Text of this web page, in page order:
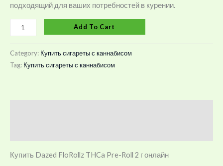
подходящий для ваших потребностей в курении.
Add To Cart
Category: Купить сигареты с каннабисом
Tag: Купить сигареты с каннабисом
Купить Dazed FloRollz THCa Pre-Roll 2 г онлайн